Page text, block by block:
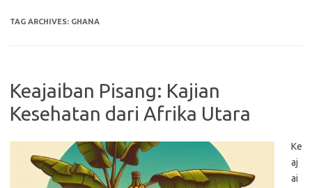
TAG ARCHIVES: GHANA
Keajaiban Pisang: Kajian
Kesehatan dari Afrika Utara
Ke
aj
ai